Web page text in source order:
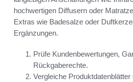
hochwertigen Diffusern oder
Extras wie Badesalze oder
Ergänzungen.
Prüfe Kundenbewertungen,
Rückgaberechte.
Vergleiche